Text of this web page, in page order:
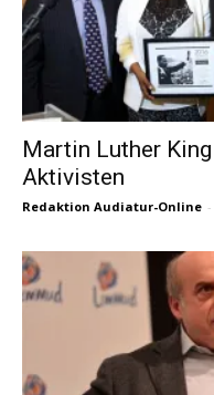
Martin Luther
Aktivisten
Redaktion Audiatur-Online -